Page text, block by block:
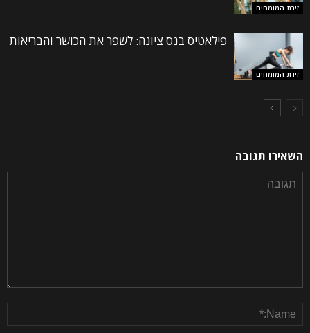
זירת המומחים
זירת המומחים
פילאטיס בנס ציונה: לשפר את הכושר והבריאות
השאירו תגובה